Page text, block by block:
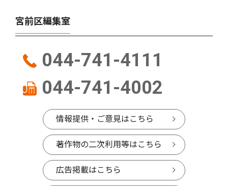
宮前区編集室
044-741-4111
044-741-4002
情報提供・ご意見はこちら
著作物の二次利用等はこちら
広告掲載はこちら